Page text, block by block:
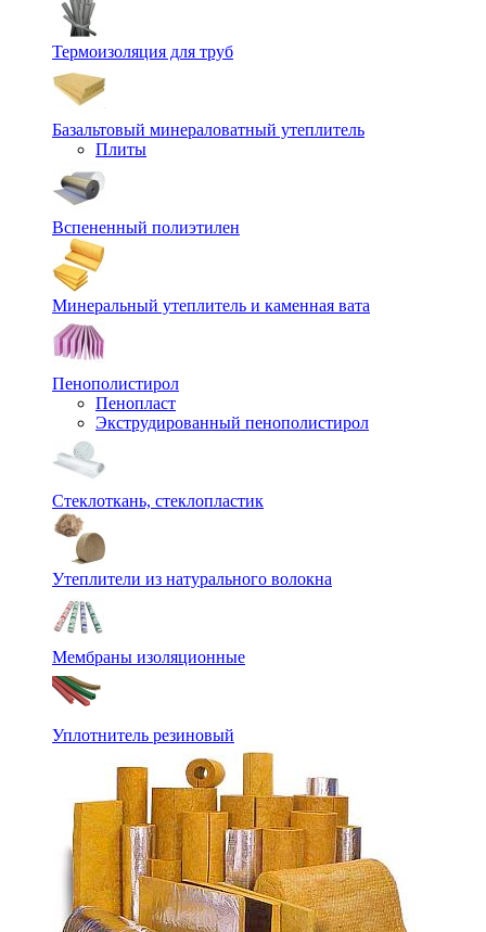
Термоизоляция для труб
Базальтовый минераловатный утеплитель
Плиты
Вспененный полиэтилен
Минеральный утеплитель и каменная вата
Пенополистирол
Пенопласт
Экструдированный пенополистирол
Стеклоткань, стеклопластик
Утеплители из натурального волокна
Мембраны изоляционные
Уплотнитель резиновый